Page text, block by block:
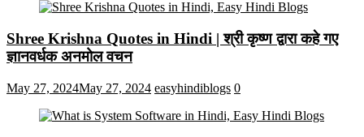
Shree Krishna Quotes in Hindi | श्री कृष्ण द्वारा कहे गए
ज्ञानवर्धक अनमोल वचन
May 27, 2024May 27, 2024 easyhindiblogs 0